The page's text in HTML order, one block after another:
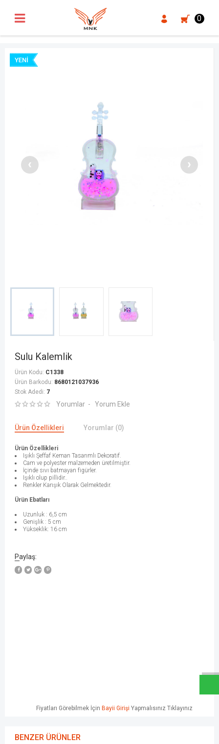
0
Sulu Kalemlik
Ürün Kodu: C1338
Ürün Barkodu: 8680121037936
Stok Adedi: 7
Yorumlar Yorum Ekle
Fiyatları Görebilmek İçin Bayii Girişi Yapmalısınız Tıklayınız
Ürün Özellikleri Yorumlar (0)
Ürün Özellikleri
Işıklı Şeffaf Keman Tasarımlı Dekoratif.
Cam ve polyester malzemeden üretilmiştir.
İçinde sıvı batmayan figürler.
Işıklı olup pillidir..
Renkler Karışık Olarak Gelmektedir.
Ürün Ebatları
Uzunluk : 6,5 cm
Genişlik : 5 cm
Yükseklik: 16 cm
Paylaş:
BENZER ÜRÜNLER